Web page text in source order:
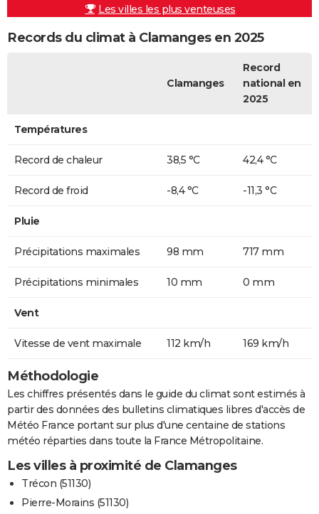
Les villes les plus venteuses
Records du climat à Clamanges en 2025
Clamanges
Record
national en
2025
Températures
Record de chaleur 38,5 °C 42,4 °C
Record de froid -8,4 °C -11,3 °C
Pluie
Précipitations maximales 98 mm 717 mm
Précipitations minimales 10 mm 0 mm
Vent
Vitesse de vent maximale 112 km/h 169 km/h
Méthodologie
Les chiffres présentés dans le guide du climat sont estimés à
partir des données des bulletins climatiques libres d'accès de
Météo France portant sur plus d'une centaine de stations
météo réparties dans toute la France Métropolitaine.
Les villes à proximité de Clamanges
Trécon (51130)
Pierre-Morains (51130)